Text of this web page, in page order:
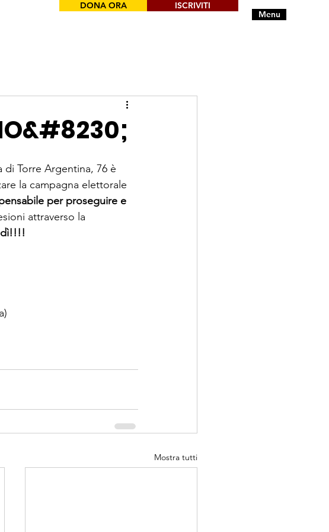
Menu
DONA ORA ISCRIVITI
di Torre Argentina, 76 è
la campagna elettorale
per proseguire e
attraverso la
Mostra tutti